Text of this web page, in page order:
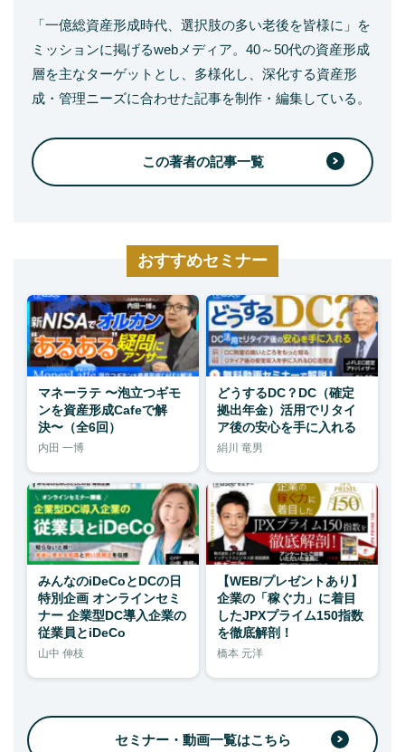
「一億総資産形成時代、選択肢の多い老後を皆様に」を
ミッションに掲げるwebメディア。40～50代の資産形成
層を主なターゲットとし、多様化し、深化する資産形
成・管理ニーズに合わせた記事を制作・編集している。
この著者の記事一覧
おすすめセミナー
マネーラテ 〜泡立つギモ
ンを資産形成Cafeで解
決〜（全6回）
内田 一博
どうするDC？DC（確定
拠出年金）活用でリタイ
ア後の安心を手に入れる
絹川 竜男
みんなのiDeCoとDCの日
特別企画 オンラインセミ
ナー 企業型DC導入企業の
従業員とiDeCo
山中 伸枝
【WEB/プレゼントあり】
企業の「稼ぐ力」に着目
したJPXプライム150指数
を徹底解剖！
橋本 元洋
セミナー・動画一覧はこちら